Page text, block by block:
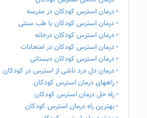
درمان استرس کودکان در مدرسه
درمان استرس کودکان با طب سنتی
درمان استرس کودکان درخانه
درمان استرس کودکان در امتحانات
درمان استرس کودکان دبستانی
درمان دل درد ناشی از استرس در کودکان
راههای درمان استرس کودکان
راه حل درمان استرس کودکان
بهترین راه درمان استرس کودکان